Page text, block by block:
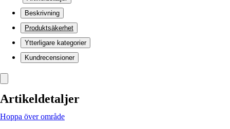
Beskrivning
Produktsäkerhet
Ytterligare kategorier
Kundrecensioner
Artikeldetaljer
Hoppa över område